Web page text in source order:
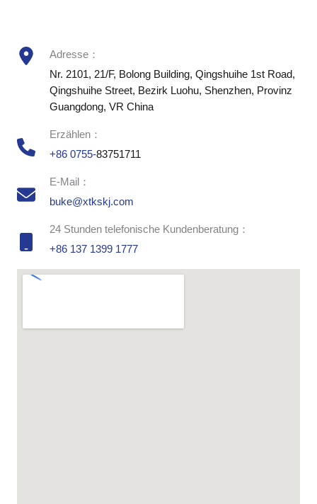
Adresse：
Nr. 2101, 21/F, Bolong Building, Qingshuihe 1st Road,
Qingshuihe Street, Bezirk Luohu, Shenzhen, Provinz
Guangdong, VR China
Erzählen：
+86 0755-83751711
E-Mail：
buke@xtkskj.com
24 Stunden telefonische Kundenberatung：
+86 137 1399 1777